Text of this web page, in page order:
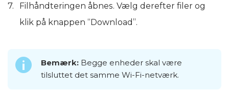
Filhåndteringen åbnes. Vælg derefter filer og
klik på knappen “Download”.
Bemærk: Begge enheder skal være
tilsluttet det samme Wi-Fi-netværk.